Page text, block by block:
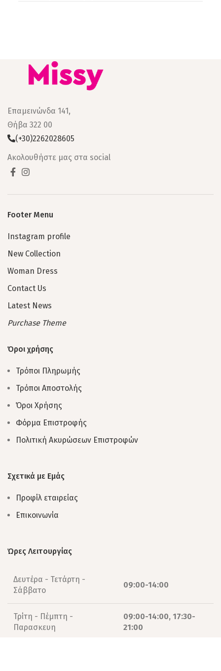
Επαμεινώνδα 141,
Θήβα 322 00
(+30)2262028605
Ακολουθήστε μας στα social
Footer Menu
Instagram profile
New Collection
Woman Dress
Contact Us
Latest News
Purchase Theme
Όροι χρήσης
Τρόποι Πληρωμής
Τρόποι Αποστολής
Όροι Χρήσης
Φόρμα Επιστροφής
Πολιτική Ακυρώσεων Επιστροφών
Σχετικά με Εμάς
Προφίλ εταιρείας
Επικοινωνία
Ώρες Λειτουργίας
Δευτέρα - Τετάρτη -
Σάββατο
09:00-14:00
Τρίτη - Πέμπτη -
Παρασκευη
09:00-14:00, 17:30-
21:00